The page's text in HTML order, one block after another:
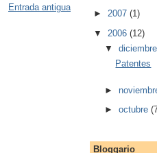
Entrada antigua
► 2007 (1)
▼ 2006 (12)
▼ diciembre
Patentes
►
► octubre
Bloggario